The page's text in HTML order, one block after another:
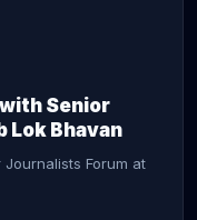
Senior
Lok Bhavan
Forum at